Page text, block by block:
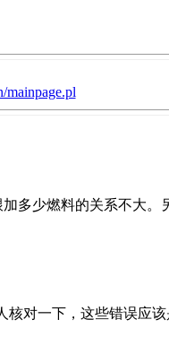
多少燃料的关系不大。
对一下，这些错误应